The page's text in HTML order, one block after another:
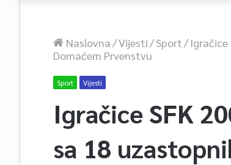
Naslovna/Vijesti/Sport/ Igračice
Domaćem Prvenstvu
Sport Vijesti
Igračice SFK
sa 18